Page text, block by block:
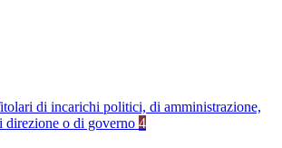
di incarichi politici, di amministrazione,
direzione o di governo 4